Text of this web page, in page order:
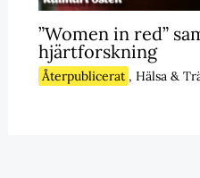
”Women in red”
hjärtforskning
Återpublicerat , Hälsa &